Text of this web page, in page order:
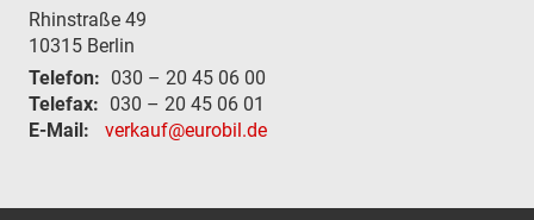
Rhinstraße 49
10315 Berlin
Telefon: 030 – 20 45 06 00
Telefax: 030 – 20 45 06 01
E-Mail:
verkauf@eurobil.de